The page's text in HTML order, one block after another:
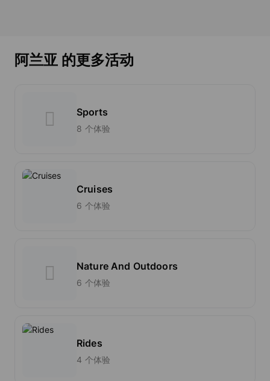
阿兰亚 的更多活动
Sports
8 个体验
Cruises
6 个体验
Nature And Outdoors
6 个体验
Rides
4 个体验